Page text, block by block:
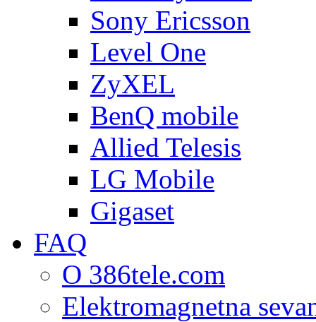
Sony Ericsson
Level One
ZyXEL
BenQ mobile
Allied Telesis
LG Mobile
Gigaset
FAQ
O 386tele.com
Elektromagnetna